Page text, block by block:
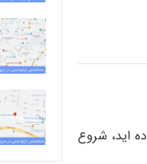
اید، شروع